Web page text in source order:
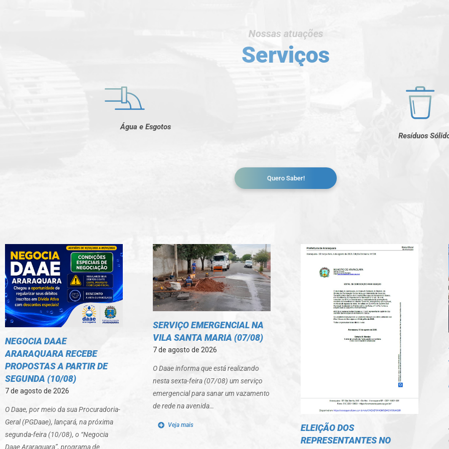
Nossas atuações
Serviços
Água e Esgotos
Resíduos
Quero Saber!
NEGOCIA DAAE
ARARAQUARA RECEBE
PROPOSTAS A PARTIR DE
SEGUNDA (10/08)
7 de agosto de 2026
O Daae, por meio da sua Procuradoria-
Geral (PGDaae), lançará, na próxima
segunda-feira (10/08), o “Negocia
Daae Araraquara”, programa de
SERVIÇO EMERGENCIAL NA
VILA SANTA MARIA (07/08)
7 de agosto de 2026
O Daae informa que está realizando
nesta sexta-feira (07/08) um serviço
emergencial para sanar um vazamento
de rede na avenida…
Veja mais
ELEIÇÃO DOS
REPRESENTANTES NO